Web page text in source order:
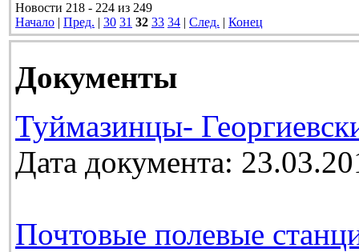
Новости 218 - 224 из 249
Начало | Пред. | 30 31 32 33 34 | След. | Конец
Документы
Туймазинцы-
Дата документа:
Почтовые полевые